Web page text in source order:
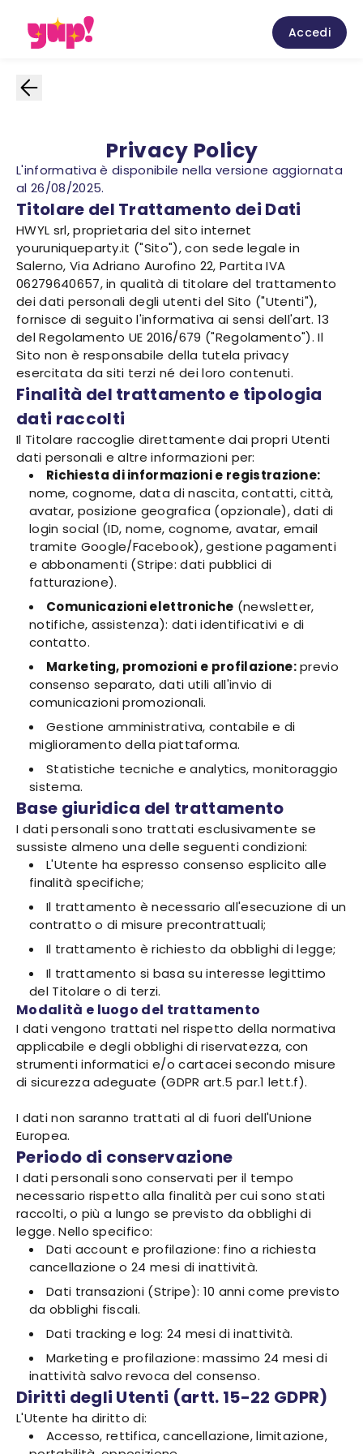
Accedi
Privacy Policy
L'informativa è disponibile nella versione aggiornata
al 26/08/2025.
Titolare del Trattamento dei Dati
HWYL srl, proprietaria del sito internet
youruniqueparty.it ("Sito"), con sede legale in
Salerno, Via Adriano Aurofino 22, Partita IVA
06279640657, in qualità di titolare del trattamento
dei dati personali degli utenti del Sito ("Utenti"),
fornisce di seguito l'informativa ai sensi dell'art. 13
del Regolamento UE 2016/679 ("Regolamento"). Il
Sito non è responsabile della tutela privacy
esercitata da siti terzi né dei loro contenuti.
Finalità del trattamento e tipologia
dati raccolti
Il Titolare raccoglie direttamente dai propri Utenti
dati personali e altre informazioni per:
Richiesta di informazioni e registrazione:
nome, cognome, data di nascita, contatti, città,
avatar, posizione geografica (opzionale), dati di
login social (ID, nome, cognome, avatar, email
tramite Google/Facebook), gestione pagamenti
e abbonamenti (Stripe: dati pubblici di
fatturazione).
Comunicazioni elettroniche (newsletter,
notifiche, assistenza): dati identificativi e di
contatto.
Marketing, promozioni e profilazione:previo
consenso separato, dati utili all'invio di
comunicazioni promozionali.
Gestione amministrativa, contabile e di
miglioramento della piattaforma.
Statistiche tecniche e analytics, monitoraggio
sistema.
Base giuridica del trattamento
I dati personali sono trattati esclusivamente se
sussiste almeno una delle seguenti condizioni:
L'Utente ha espresso consenso esplicito alle
finalità specifiche;
Il trattamento è necessario all'esecuzione di un
contratto o di misure precontrattuali;
Il trattamento è richiesto da obblighi di legge;
Il trattamento si basa su interesse legittimo
del Titolare o di terzi.
Modalità e luogo del trattamento
I dati vengono trattati nel rispetto della normativa
applicabile e degli obblighi di riservatezza, con
strumenti informatici e/o cartacei secondo misure
di sicurezza adeguate (GDPR art.5 par.1 lett.f).
I dati non saranno trattati al di fuori dell'Unione
Europea.
Periodo di conservazione
I dati personali sono conservati per il tempo
necessario rispetto alla finalità per cui sono stati
raccolti, o più a lungo se previsto da obblighi di
legge. Nello specifico:
Dati account e profilazione: fino a richiesta
cancellazione o 24 mesi di inattività.
Dati transazioni (Stripe): 10 anni come previsto
da obblighi fiscali.
Dati tracking e log: 24 mesi di inattività.
Marketing e profilazione: massimo 24 mesi di
inattività salvo revoca del consenso.
Diritti degli Utenti (artt. 15-22 GDPR)
L'Utente ha diritto di:
Accesso, rettifica, cancellazione, limitazione,